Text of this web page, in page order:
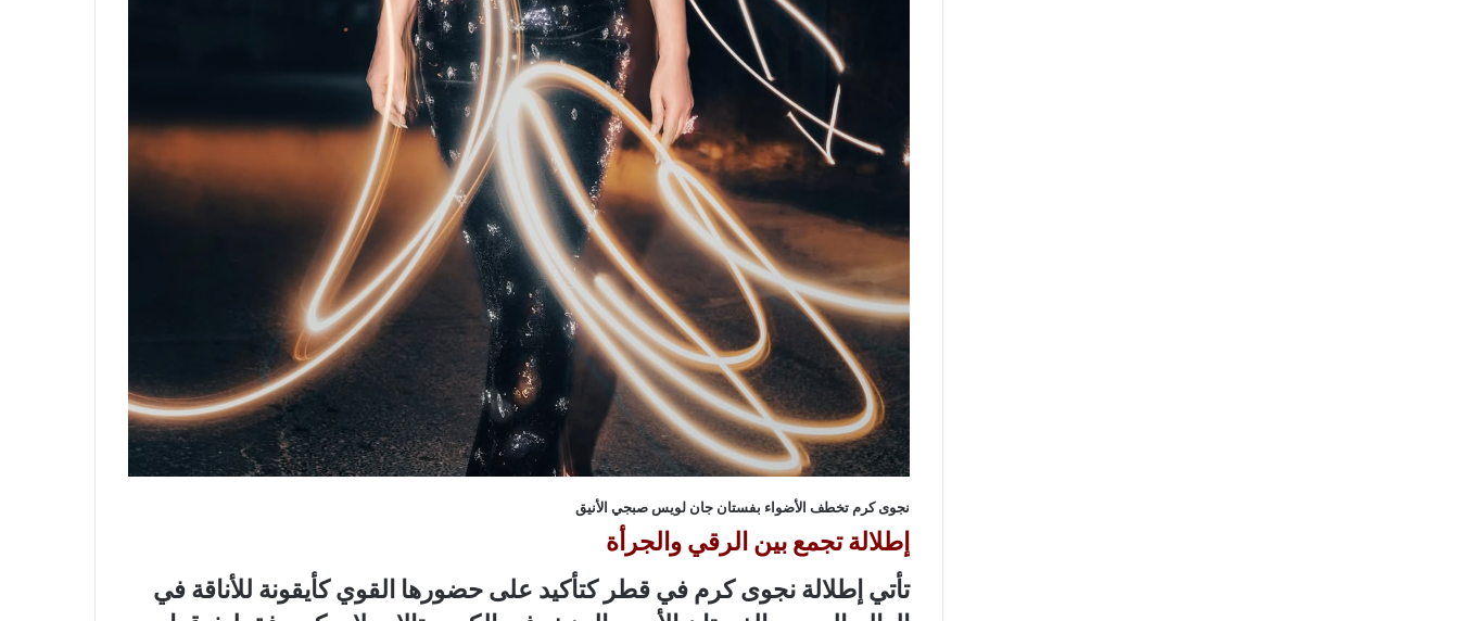
نجوى كرم تخطف الأضواء بفستان جان لويس صبجي الأنيق
إطلالة تجمع بين الرقي والجرأة
تأتي إطلالة نجوى كرم في قطر كتأكيد على حضورها القوي كأيقونة للأناقة في